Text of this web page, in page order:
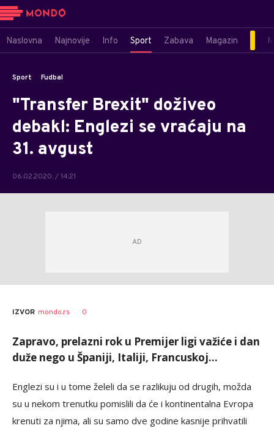
Naslovna Najnovije Info Sport Zabava Magazin
Sport Fudbal
"Transfer Brexit" doživeo
debakl: Englezi se vraćaju na
31. avgust
06.02.2020. / 14:21
IZVOR mondo.rs 0
Zapravo, prelazni rok u Premijer ligi važiće i dan
duže nego u Španiji, Italiji, Francuskoj...
Englezi su i u tome želeli da se razlikuju od drugih, možda
su u nekom trenutku pomislili da će i kontinentalna Evropa
krenuti za njima, ali su samo dve godine kasnije prihvatili